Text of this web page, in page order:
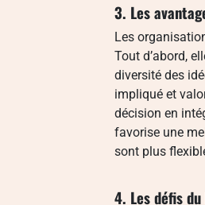
3. Les
Les
Tout d’abord,
diversité des
impliqué et
décision en
favorise une
sont plus
4. Les défis